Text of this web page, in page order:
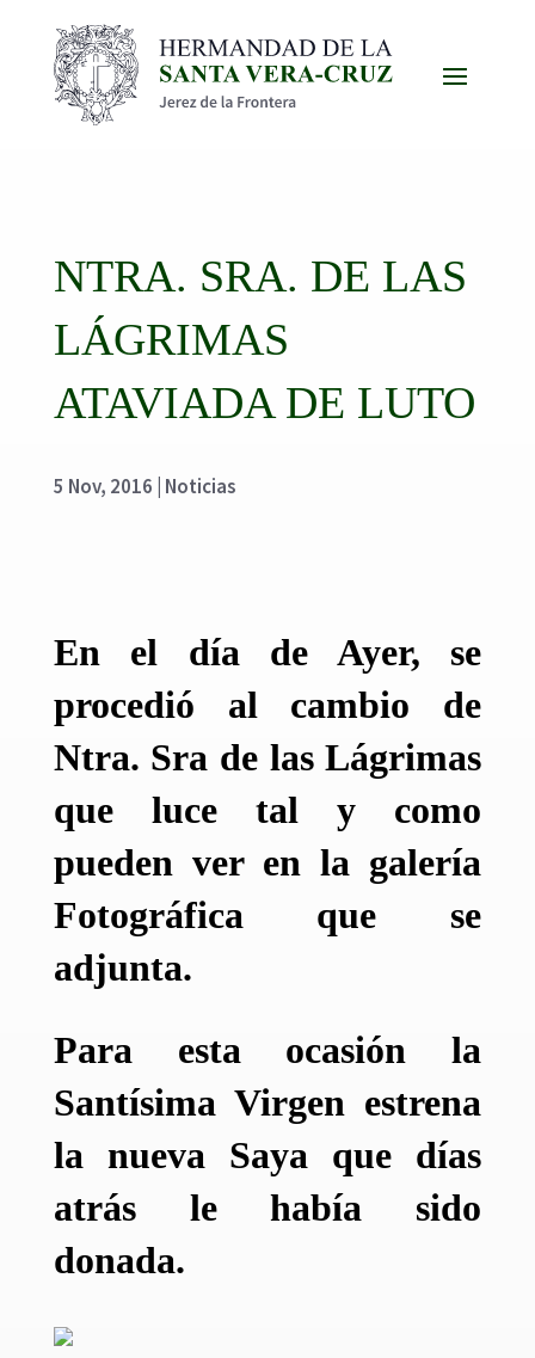
NTRA. SRA. DE LAS
LÁGRIMAS
ATAVIADA DE LUTO
5 Nov, 2016 Noticias
En el día de Ayer, se
procedió al cambio de
Ntra. Sra de las Lágrimas
que luce tal y como
pueden ver en la galería
Fotográfica que se
adjunta.
Para esta ocasión la
Santísima Virgen estrena
la nueva Saya que días
atrás le había sido
donada.